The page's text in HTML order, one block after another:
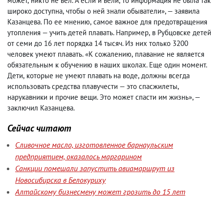
широко доступна, чтобы о ней знали обыватели», — заявила
Казанцева. По ее мнению, самое важное для предотвращения
утопления — учить детей плавать. Например, в Рубцовске детей
от семи до 16 лет порядка 14 тысяч. Из них только 3200
человек умеют плавать. «К сожалению, плавание не является
обязательным к обучению в наших школах. Еще один момент.
Дети, которые не умеют плавать на воде, должны всегда
использовать средства плавучести — это спасжилеты,
нарукавники и прочие вещи. Это может спасти им жизнь», —
заключил Казанцева.
Сейчас читают
Сливочное масло, изготовленное барнаульским
предприятием, оказалось маргарином
Санкции помешали запустить авиамаршрут из
Новосибирска в Белокуриху
Алтайскому бизнесмену может грозить до 15 лет